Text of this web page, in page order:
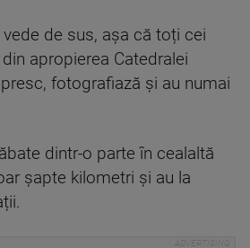
de sus, așa că toți cei
apropierea Catedralei
fotografiază și au numai
dintr-o parte în cealaltă
șapte kilometri și au la